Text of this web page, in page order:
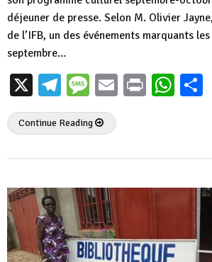
déjeuner de presse. Selon M. Olivier
de l’IFB, un des événements marquants
septembre…
X Telegram
Message
EmailPrint
Continue Reading